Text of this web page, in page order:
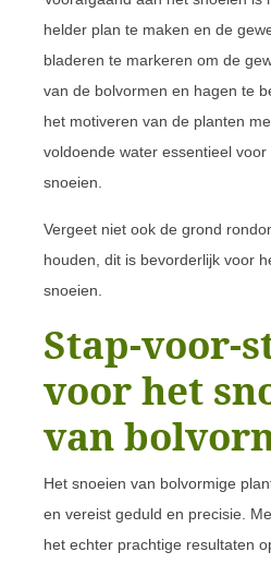
helder plan te maken en de
bladeren te markeren om de
van de bolvormen en hagen te
het motiveren van de planten
voldoende water essentieel
snoeien.
Vergeet niet ook de grond
houden, dit is bevorderlijk voor
snoeien.
Stap-voor-
voor het
van
Het snoeien van bolvormige
en vereist geduld en precisie.
het echter prachtige resultaten